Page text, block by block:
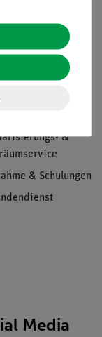
Service
&
& Schulungen
Media